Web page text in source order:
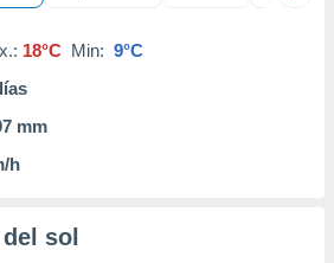
18°C Min: 9°C
mm
h
sol